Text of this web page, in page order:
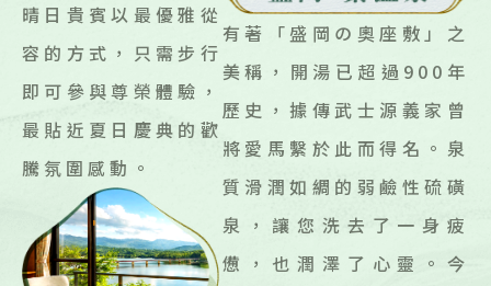
晴日貴賓以最優雅從
容的方式，只需步行
即可參與尊榮體驗，
最貼近夏日慶典的歡
騰氛圍感動。
有著「盛岡の奧座敷」之
美稱，開湯已超過900年
歷史，據傳武士源義家曾
將愛馬繫於此而得名。泉
質滑潤如綢的弱鹼性硫磺
泉，讓您洗去了一身疲
憊，也潤澤了心靈。今